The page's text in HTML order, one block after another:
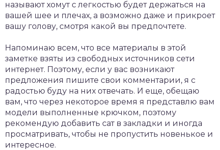
называют хомут с легкостью будет держаться на
вашей шее и плечах, а возможно даже и прикроет
вашу голову, смотря какой вы предпочтете.
Напоминаю всем, что все материалы в этой
заметке взяты из свободных источников сети
интернет. Поэтому, если у вас возникают
предложения пишите свои комментарии, я с
радостью буду на них отвечать. И еще, обещаю
вам, что через некоторое время я представлю вам
модели выполненные крючком, поэтому
рекомендую добавить сат в закладки и иногда
просматривать, чтобы не пропустить новенькое и
интересное.